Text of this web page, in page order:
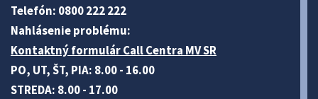
Telefón: 0800 222 222
Nahlásenie problému:
Kontaktný formulár Call Centra MV SR
PO, UT, ŠT, PIA: 8.00 - 16.00
STREDA: 8.00 - 17.00